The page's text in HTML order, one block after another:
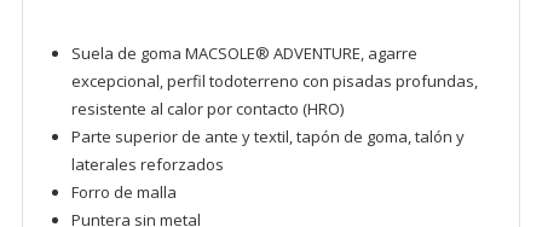
Suela de goma MACSOLE® ADVENTURE, agarre
excepcional, perfil todoterreno con pisadas profundas,
resistente al calor por contacto (HRO)
Parte superior de ante y textil, tapón de goma, talón y
laterales reforzados
Forro de malla
Puntera sin metal